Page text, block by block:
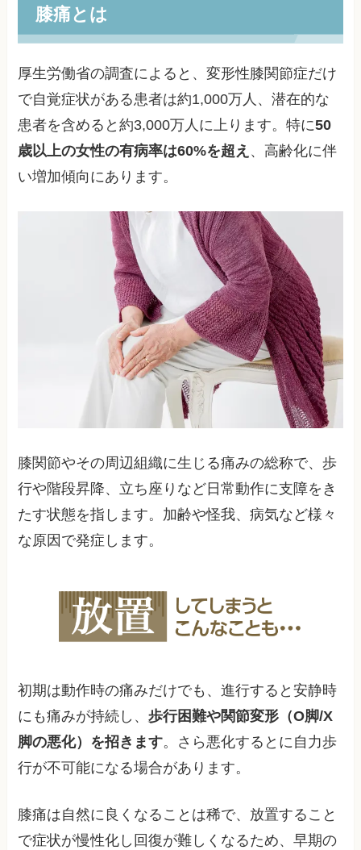
膝痛とは
厚生労働省の調査によると、変形性膝関節症だけ
で自覚症状がある患者は約1,000万人、潜在的な
患者を含めると約3,000万人に上ります。特に50
歳以上の女性の有病率は60%を超え 、高齢化に伴
い増加傾向にあります。
膝関節やその周辺組織に生じる痛みの総称で、歩
行や階段昇降、立ち座りなど日常動作に支障をき
たす状態を指します。加齢や怪我、病気など様々
な原因で発症します。
初期は動作時の痛みだけでも、進行すると安静時
にも痛みが持続し、歩行困難や関節変形（O脚/X
脚の悪化）を招きます。さら悪化するとに自力歩
行が不可能になる場合があります。
膝痛は自然に良くなることは稀で、放置すること
で症状が慢性化し回復が難しくなるため、早期の